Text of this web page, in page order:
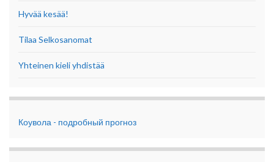
Hyvää kesää!
Tilaa Selkosanomat
Yhteinen kieli yhdistää
Коувола - подробный прогноз